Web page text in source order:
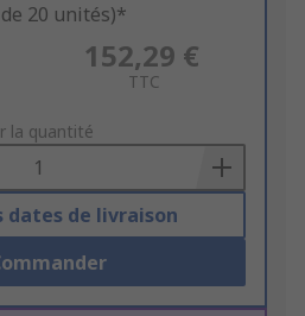
20 unités)*
152,29 €
TTC
la quantité
dates de livraison